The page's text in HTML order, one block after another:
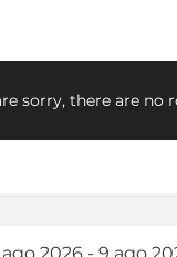
sorry, there are no